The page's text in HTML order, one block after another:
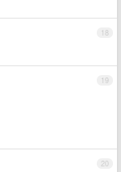
18
19
20